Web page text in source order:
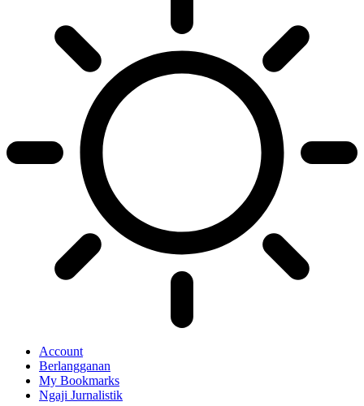
Account
Berlangganan
My Bookmarks
Ngaji Jurnalistik